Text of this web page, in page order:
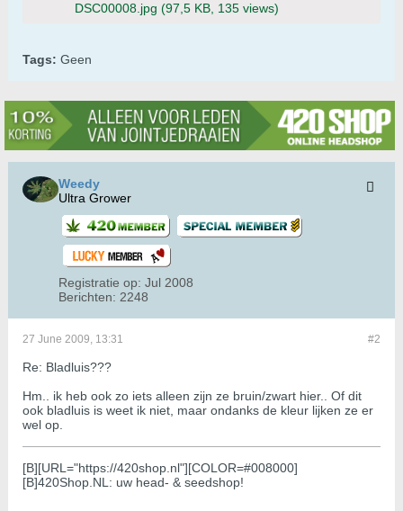
DSC00008.jpg (97,5 KB, 135 views)
Tags: Geen
Weedy
Ultra Grower
Registratie op: Jul 2008
Berichten: 2248
#2
27 June 2009, 13:31
Re: Bladluis???
Hm.. ik heb ook zo iets alleen zijn ze bruin/zwart hier.. Of dit
ook bladluis is weet ik niet, maar ondanks de kleur lijken ze er
wel op.
[B][URL="https://420shop.nl"][COLOR=#008000]
[B]420Shop.NL: uw head- & seedshop!